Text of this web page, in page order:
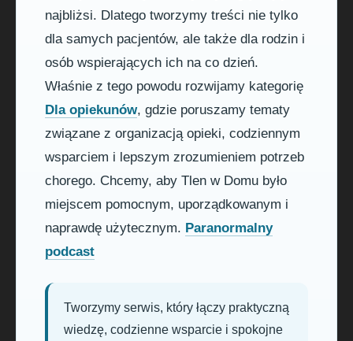
najbliżsi. Dlatego tworzymy treści nie tylko
dla samych pacjentów, ale także dla rodzin i
osób wspierających ich na co dzień.
Właśnie z tego powodu rozwijamy kategorię
Dla opiekunów, gdzie poruszamy tematy
związane z organizacją opieki, codziennym
wsparciem i lepszym zrozumieniem potrzeb
chorego. Chcemy, aby Tlen w Domu było
miejscem pomocnym, uporządkowanym i
naprawdę użytecznym. Paranormalny
podcast
Tworzymy serwis, który łączy praktyczną
wiedzę, codzienne wsparcie i spokojne